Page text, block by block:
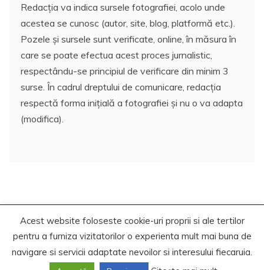
Redacția va indica sursele fotografiei, acolo unde
acestea se cunosc (autor, site, blog, platformă etc.).
Pozele și sursele sunt verificate, online, în măsura în
care se poate efectua acest proces jurnalistic,
respectându-se principiul de verificare din minim 3
surse. În cadrul dreptului de comunicare, redacția
respectă forma inițială a fotografiei și nu o va adapta
(modifica).
Copyrights. © 2021 Segra Media
Proudly powered by WordPress|
Theme: Recent News
byCandid Themes
Acest website foloseste cookie-uri proprii si ale tertilor
pentru a furniza vizitatorilor o experienta mult mai buna de
navigare si servicii adaptate nevoilor si interesului fiecaruia.